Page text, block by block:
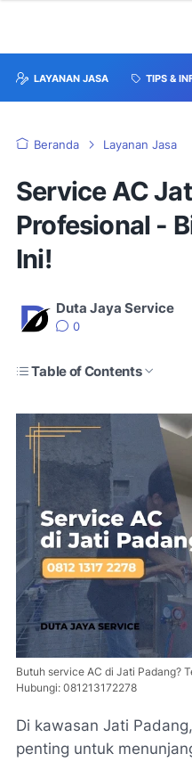
LAYANAN JASA TIPS &
Beranda Layanan Jasa
Service AC
Profesional -
Ini!
Duta Jaya Service
0
Table of Contents
Butuh service AC di Jati Padang?
Hubungi: 081213172278
Di kawasan Jati
penting untuk